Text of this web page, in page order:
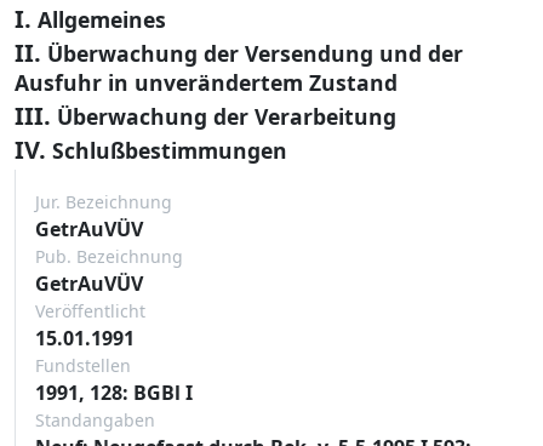
I. Allgemeines
II. Überwachung der Versendung und der
Ausfuhr in unverändertem Zustand
III. Überwachung der Verarbeitung
IV. Schlußbestimmungen
Jur. Bezeichnung
GetrAuVÜV
Pub. Bezeichnung
GetrAuVÜV
Veröffentlicht
15.01.1991
Fundstellen
1991, 128: BGBl I
Standangaben